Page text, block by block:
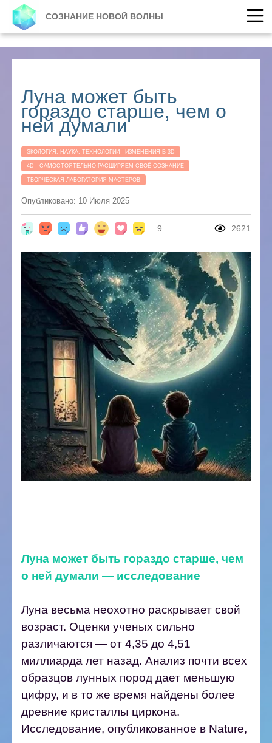
СОЗНАНИЕ НОВОЙ ВОЛНЫ
Луна может быть
гораздо старше, чем о
ней думали
ЭКОЛОГИЯ, НАУКА, ТЕХНОЛОГИИ - ИЗМЕНЕНИЯ В 3D
4D - САМОСТОЯТЕЛЬНО РАСШИРЯЕМ СВОЁ СОЗНАНИЕ
ТВОРЧЕСКАЯ ЛАБОРАТОРИЯ МАСТЕРОВ
Опубликовано: 10 Июля 2025
9 2621
Луна может быть гораздо старше, чем
о ней думали — исследование
Луна весьма неохотно раскрывает свой
возраст. Оценки ученых сильно
различаются — от 4,35 до 4,51
миллиарда лет назад. Анализ почти всех
образцов лунных пород дает меньшую
цифру, и в то же время найдены более
древние кристаллы циркона.
Исследование, опубликованное в Nature,